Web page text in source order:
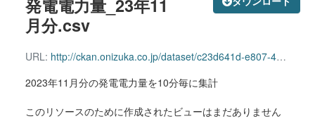
発電電力量_23年11
月分.csv
URL: http://ckan.onizuka.co.jp/dataset/c23d641d-e807-42c8-8857-2db1be5c2901/resource/e36ed629-9a05-490d-87be-6bc9fac3910e/download/power_2311.csv
2023年11月分の発電電力量を10分毎に集計
このリソースのために作成されたビューはまだありません